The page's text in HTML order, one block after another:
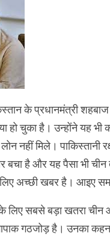
के प्रधानमंत्री
चुका है। उन्‍होंने यह भी
नहीं मिले। पाकिस्‍तानी
बचा है और यह पैसा भी
के लिए अच्‍छी खबर है। आइए
लिए सबसे बड़ा खतरा चीन
गठजोड़ है। उनका